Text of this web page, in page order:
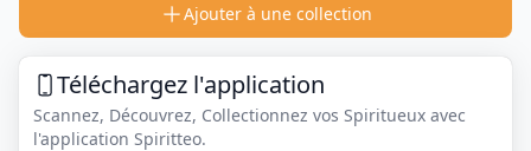
Ajouter à une collection
Téléchargez l'application
Scannez, Découvrez, Collectionnez vos Spiritueux avec
l'application Spiritteo.